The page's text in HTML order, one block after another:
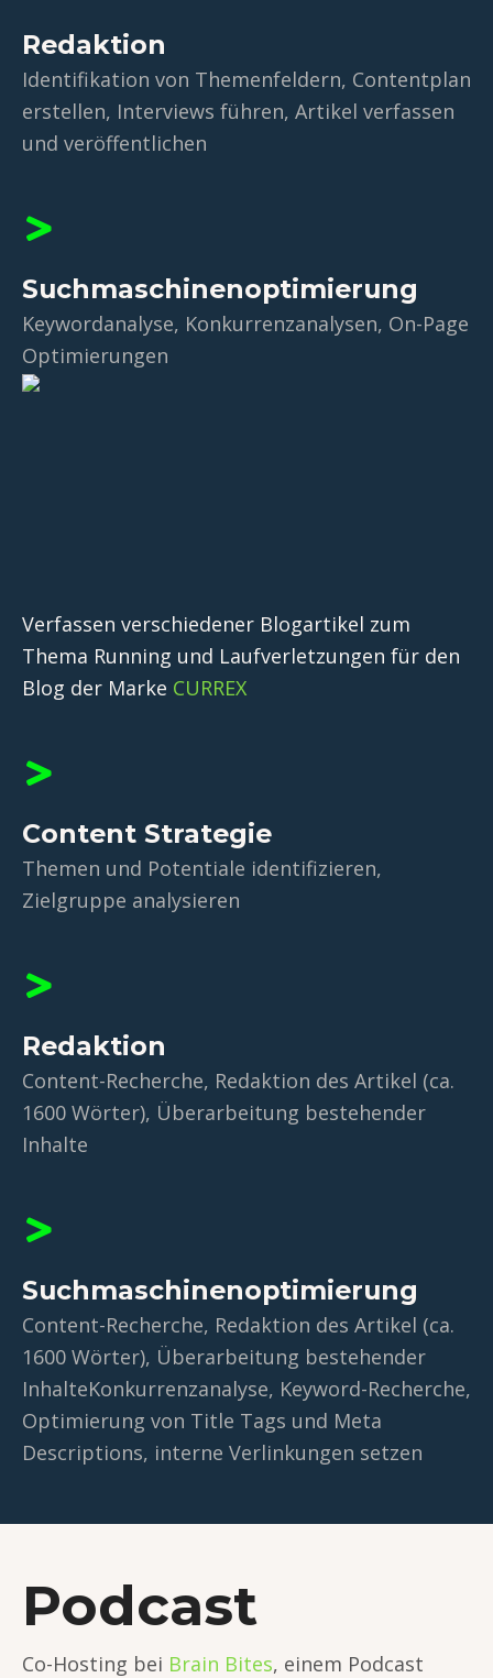
Redaktion
Identifikation von Themenfeldern, Contentplan
erstellen, Interviews führen, Artikel verfassen
und veröffentlichen​
Suchmaschinenoptimierung
Keywordanalyse, Konkurrenzanalysen, On-Page
Optimierungen​
Verfassen verschiedener Blogartikel zum
Thema Running und Laufverletzungen für den
Blog der Marke CURREX
Content Strategie
Themen und Potentiale identifizieren,
Zielgruppe analysieren​
Redaktion
Content-Recherche, Redaktion des Artikel (ca.
1600 Wörter), Überarbeitung bestehender
Inhalte​
Suchmaschinenoptimierung
Content-Recherche, Redaktion des Artikel (ca.
1600 Wörter), Überarbeitung bestehender
Inhalte​ Konkurrenzanalyse, Keyword-Recherche,
Optimierung von Title Tags und Meta
Descriptions, interne Verlinkungen setzen​
Podcast
Co-Hosting bei Brain Bites, einem Podcast